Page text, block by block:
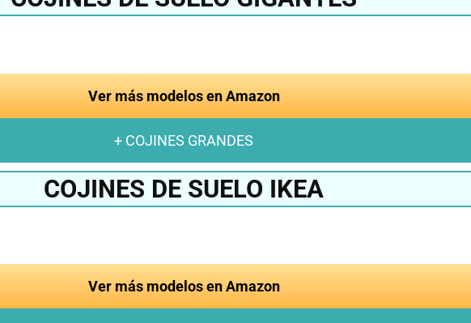
Ver más modelos en Amazon
+ COJINES GRANDES
COJINES DE SUELO IKEA
Ver más modelos en Amazon